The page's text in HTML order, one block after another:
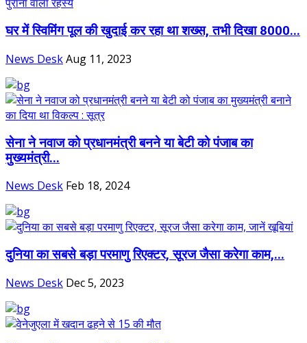
घर में स्विमिंग पूल की खुदाई कर रहा था शख्स, तभी दिखा 8000...
News DeskAug 11, 2023
सेना ने नवाज को प्रधानमंत्री बनने या बेटी को पंजाब का
मुख्यमंत्री...
News Desk Feb 18, 2024
दुनिया का सबसे बड़ा परमाणु रिएक्टर, सूरज जैसा करेगा काम,...
News Desk Dec 5, 2023